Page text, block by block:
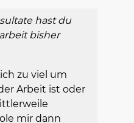
hast du
bisher
zu viel um
Arbeit ist oder
mir dann